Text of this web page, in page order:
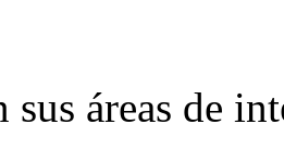
sus áreas de